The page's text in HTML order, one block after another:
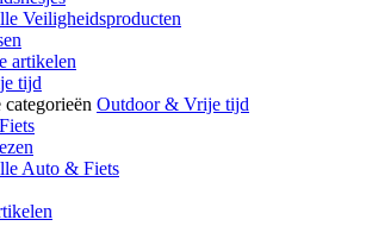
Veiligheidsproducten
artikelen
tijd
Outdoor & Vrije tijd
Auto & Fiets